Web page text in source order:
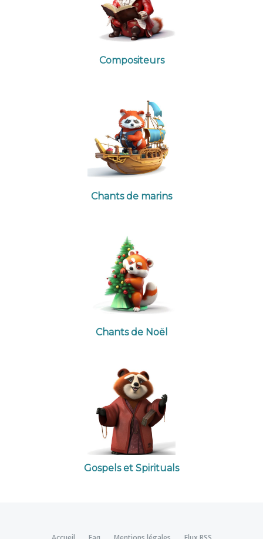
Compositeurs
Chants de marins
Chants de Noël
Gospels et Spirituals